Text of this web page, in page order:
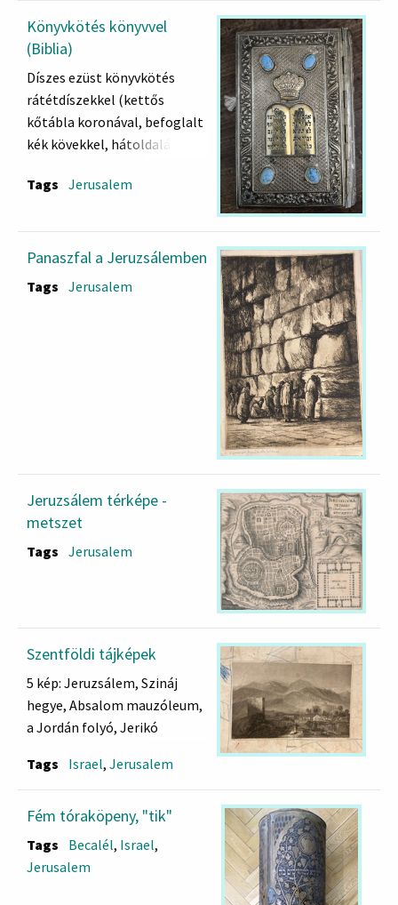
Könyvkötés könyvvel
(Biblia)
Díszes ezüst könyvkötés
rátétdíszekkel (kettős
kőtábla koronával, befoglalt
kék kövekkel, hátoldalán
(mazkeret Jerusalaim),
(Tanach).
A bekötött könyv: Héber
Tags Jerusalem
Panaszfal a Jeruzsálemben
Tags Jerusalem
Jeruzsálem térképe -
metszet
Tags Jerusalem
Szentföldi tájképek
5 kép: Jeruzsálem, Szináj
hegye, Absalom mauzóleum,
a Jordán folyó, Jerikó
Tags Israel, Jerusalem
Fém tóraköpeny, "tik"
Tags Becalél, Israel,
Jerusalem